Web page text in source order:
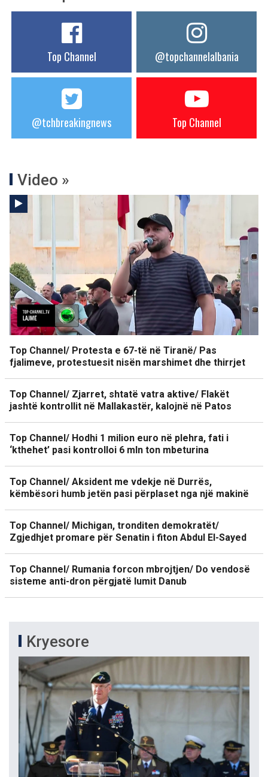
Top Channel @topchannelalbania
@tchbreakingnews Top Channel
Video »
Top Channel/ Protesta e 67-të në Tiranë/ Pas
fjalimeve, protestuesit nisën marshimet dhe thirrjet
Top Channel/ Zjarret, shtatë vatra aktive/ Flakët
jashtë kontrollit në Mallakastër, kalojnë në Patos
Top Channel/ Hodhi 1 milion euro në plehra, fati i
‘kthehet’ pasi kontrolloi 6 mln ton mbeturina
Top Channel/ Aksident me vdekje në Durrës,
këmbësori humb jetën pasi përplaset nga një makinë
Top Channel/ Michigan, tronditen demokratët/
Zgjedhjet promare për Senatin i fiton Abdul El-Sayed
Top Channel/ Rumania forcon mbrojtjen/ Do vendosë
sisteme anti-dron përgjatë lumit Danub
Kryesore